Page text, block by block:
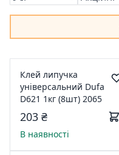
Клей липучка
універсальний Dufa
D621 1кг (8шт) 2065
203 ₴
В наявності